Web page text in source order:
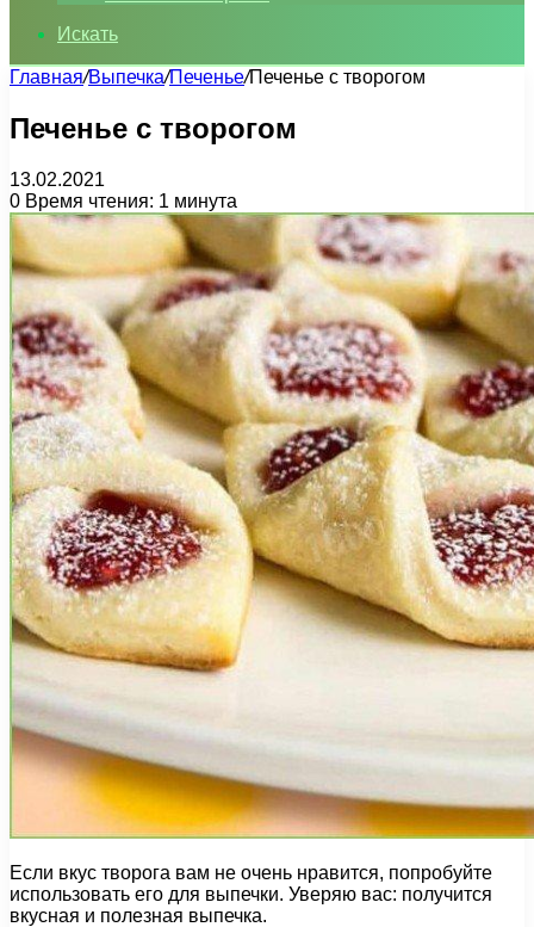
Искать
Главная/Выпечка/Печенье/Печенье с творогом
Печенье с творогом
13.02.2021
0 Время чтения: 1 минута
Если вкус творога вам не очень нравится, попробуйте
использовать его для выпечки. Уверяю вас: получится
вкусная и полезная выпечка.